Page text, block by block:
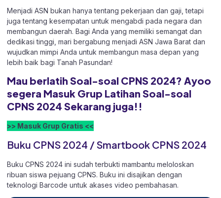
Menjadi ASN bukan hanya tentang pekerjaan dan gaji, tetapi
juga tentang kesempatan untuk mengabdi pada negara dan
membangun daerah. Bagi Anda yang memiliki semangat dan
dedikasi tinggi, mari bergabung menjadi ASN Jawa Barat dan
wujudkan mimpi Anda untuk membangun masa depan yang
lebih baik bagi Tanah Pasundan!
Mau berlatih Soal-soal CPNS 2024? Ayoo
segera Masuk Grup Latihan Soal-soal
CPNS 2024 Sekarang juga!!
>> Masuk Grup Gratis <<
Buku CPNS 2024 / Smartbook CPNS 2024
Buku CPNS 2024 ini sudah terbukti mambantu meloloskan
ribuan siswa pejuang CPNS. Buku ini disajikan dengan
teknologi Barcode untuk akases video pembahasan.